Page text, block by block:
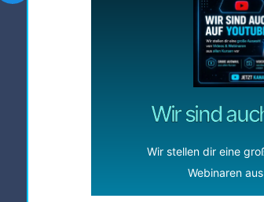
Wir sind
Wir stellen dir eine
Webinaren